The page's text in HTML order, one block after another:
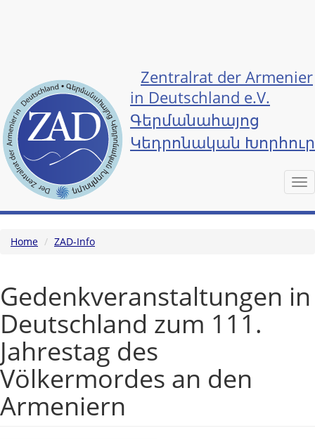
Zentralrat der Armenier
in Deutschland e.V.
Գերմանահայոց
Կեդրոնական
Home ZAD-Info
Gedenkveranstaltungen in
Deutschland zum 111.
Jahrestag des
Völkermordes an den
Armeniern